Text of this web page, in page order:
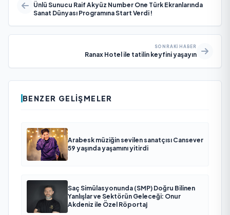
Ünlü Sunucu Raif Akyüz Number One Türk Ekranlarında
Sanat Dünyası Programına Start Verdi !
SONRAKI HABER
Ranax Hotel ile tatilin keyfini yaşayın
BENZER GELIŞMELER
Arabesk müziğin sevilen sanatçısı Cansever
59 yaşında yaşamını yitirdi
Saç Simülasyonunda (SMP) Doğru Bilinen
Yanlışlar ve Sektörün Geleceği: Onur
Akdeniz ile Özel Röportaj